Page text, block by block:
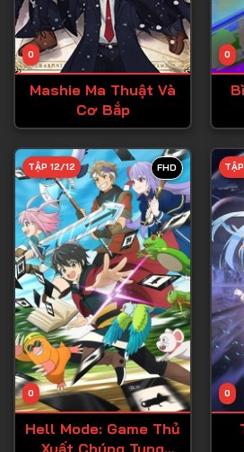
Tập 13
Tập 14
Tập 15
Tập 17
Tập 18
Tập 19
Tập 20
Tập 21
Tập 22
Tập 23
Tập 24
Tập 25
Tập 26
0
Mashie Ma Thuật Và
Cơ Bắp
0
FHD
0
TẬP 12/12
Hell Mode: Game Thủ
0